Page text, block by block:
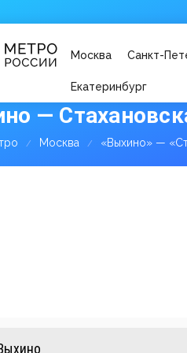
Москва Санкт-
Екатеринбург
—
Москва «Выхино» —